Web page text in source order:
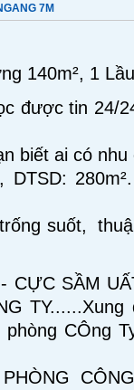
7M
140m², 1
được tin 24/
biết ai có nhu
DTSD:
suốt,
SẦM
CÔng